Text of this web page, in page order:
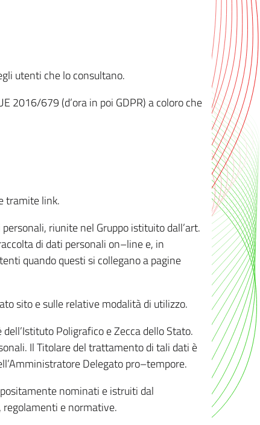
utenti che lo consultano.
2016/679 (d’ora in poi GDPR) a coloro che
tramite link.
riunite nel Gruppo istituito dall’art.
di dati personali on–line e, in
quando questi si collegano a pagine
sito e sulle relative modalità di utilizzo.
Poligrafico e Zecca dello Stato.
Il Titolare del trattamento di tali dati è
Delegato pro–tempore.
nominati e istruiti dal
regolamenti e normative.